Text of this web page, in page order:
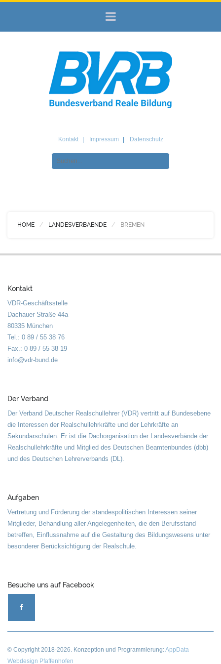
Kontakt Impressum Datenschutz
HOME LANDESVERBAENDE BREMEN
Kontakt
VDR-Geschäftsstelle
Dachauer Straße 44a
80335 München
Tel.: 0 89 / 55 38 76
Fax.: 0 89 / 55 38 19
info@vdr-bund.de
Der Verband
Der Verband Deutscher Realschullehrer (VDR) vertritt auf Bundesebene
die Interessen der Realschullehrkräfte und der Lehrkräfte an
Sekundarschulen. Er ist die Dachorganisation der Landesverbände der
Realschullehrkräfte und Mitglied des Deutschen Beamtenbundes (dbb)
und des Deutschen Lehrerverbands (DL).
Aufgaben
Vertretung und Förderung der standespolitischen Interessen seiner
Mitglieder, Behandlung aller Angelegenheiten, die den Berufsstand
betreffen, Einflussnahme auf die Gestaltung des Bildungswesens unter
besonderer Berücksichtigung der Realschule.
Besuche uns auf Facebook
© Copyright2018-2026. Konzeption und Programmierung:AppData
Webdesign Pfaffenhofen